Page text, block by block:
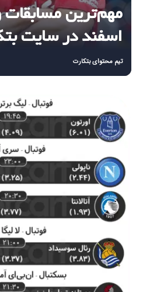
اسفند در سایت
تیم محتوای بتکارت